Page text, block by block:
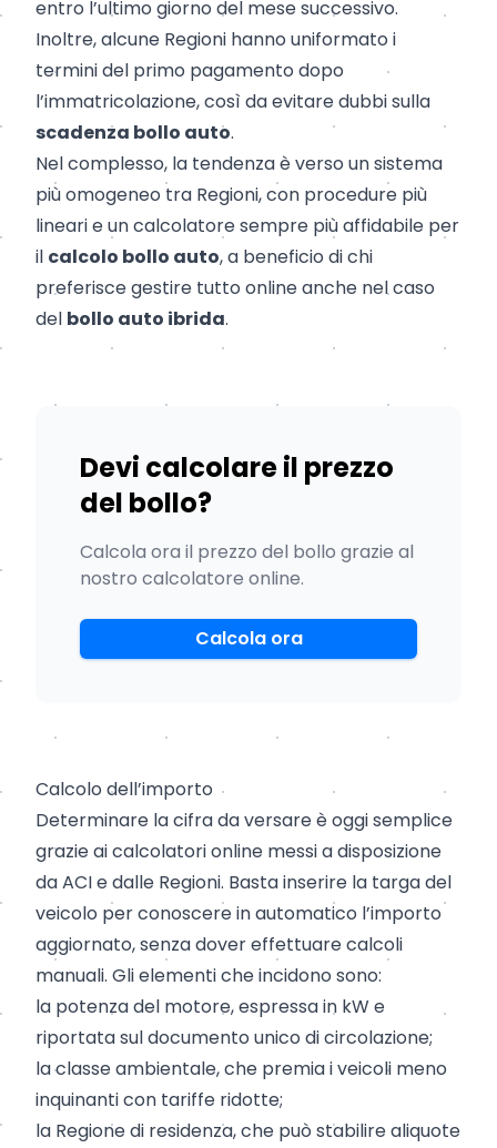
entro l’ultimo giorno del mese successivo.
Inoltre, alcune Regioni hanno uniformato i
termini del primo pagamento dopo
l’immatricolazione, così da evitare dubbi sulla
scadenza bollo auto.
Nel complesso, la tendenza è verso un sistema
più omogeneo tra Regioni, con procedure più
lineari e un calcolatore sempre più affidabile per
il calcolo bollo auto, a beneficio di chi
preferisce gestire tutto online anche nel caso
del bollo auto ibrida.
Devi calcolare il prezzo
del bollo?
Calcola ora il prezzo del bollo grazie al
nostro calcolatore online.
Calcola ora
Calcolo dell’importo
Determinare la cifra da versare è oggi semplice
grazie ai calcolatori online messi a disposizione
da ACI e dalle Regioni. Basta inserire la targa del
veicolo per conoscere in automatico l’importo
aggiornato, senza dover effettuare calcoli
manuali. Gli elementi che incidono sono:
la potenza del motore, espressa in kW e
riportata sul documento unico di circolazione;
la classe ambientale, che premia i veicoli meno
inquinanti con tariffe ridotte;
la Regione di residenza, che può stabilire aliquote